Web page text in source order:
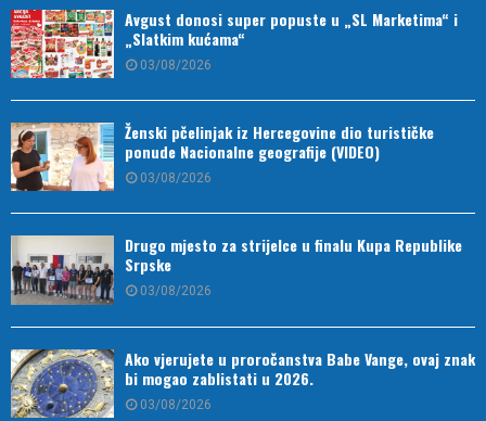
Avgust donosi super popuste u „SL Marketima“ i
„Slatkim kućama“
03/08/2026
Ženski pčelinjak iz Hercegovine dio turističke
ponude Nacionalne geografije (VIDEO)
03/08/2026
Drugo mjesto za strijelce u finalu Kupa Republike
Srpske
03/08/2026
Ako vjerujete u proročanstva Babe Vange, ovaj znak
bi mogao zablistati u 2026.
03/08/2026